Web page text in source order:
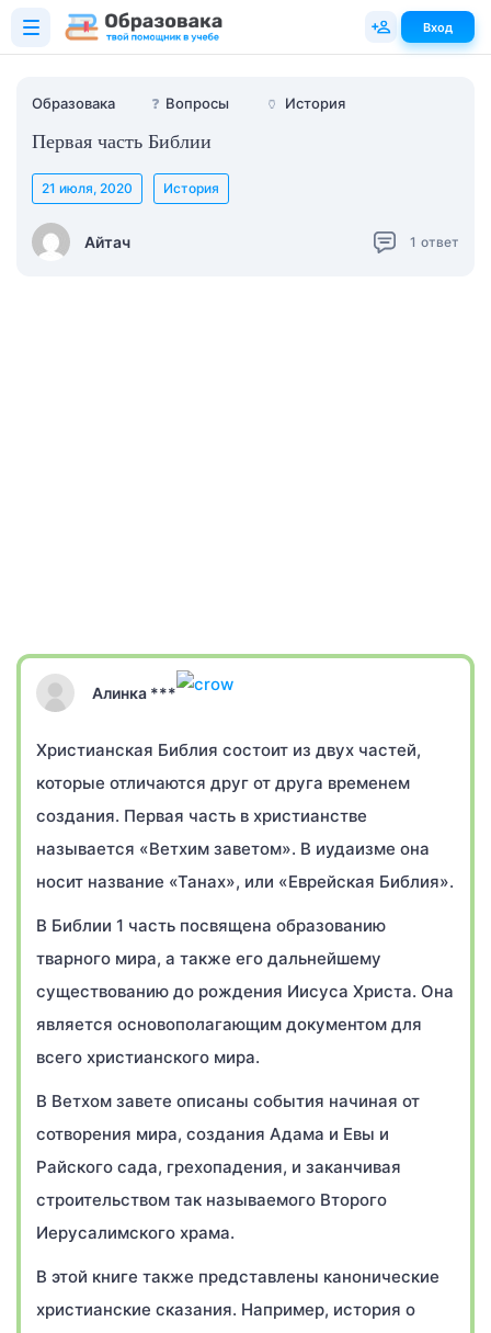
Образовака ❓ Вопросы 🏺 История
Первая часть Библии
Айтач
21 июля, 2020 История
1 ответ
Алинка ***
Христианская Библия состоит из двух частей,
которые отличаются друг от друга временем
создания. Первая часть в христианстве
называется «Ветхим заветом». В иудаизме она
носит название «Танах», или «Еврейская Библия».
В Библии 1 часть посвящена образованию
тварного мира, а также его дальнейшему
существованию до рождения Иисуса Христа. Она
является основополагающим документом для
всего христианского мира.
В Ветхом завете описаны события начиная от
сотворения мира, создания Адама и Евы и
Райского сада, грехопадения, и заканчивая
строительством так называемого Второго
Иерусалимского храма.
В этой книге также представлены канонические
христианские сказания. Например, история о
Вход